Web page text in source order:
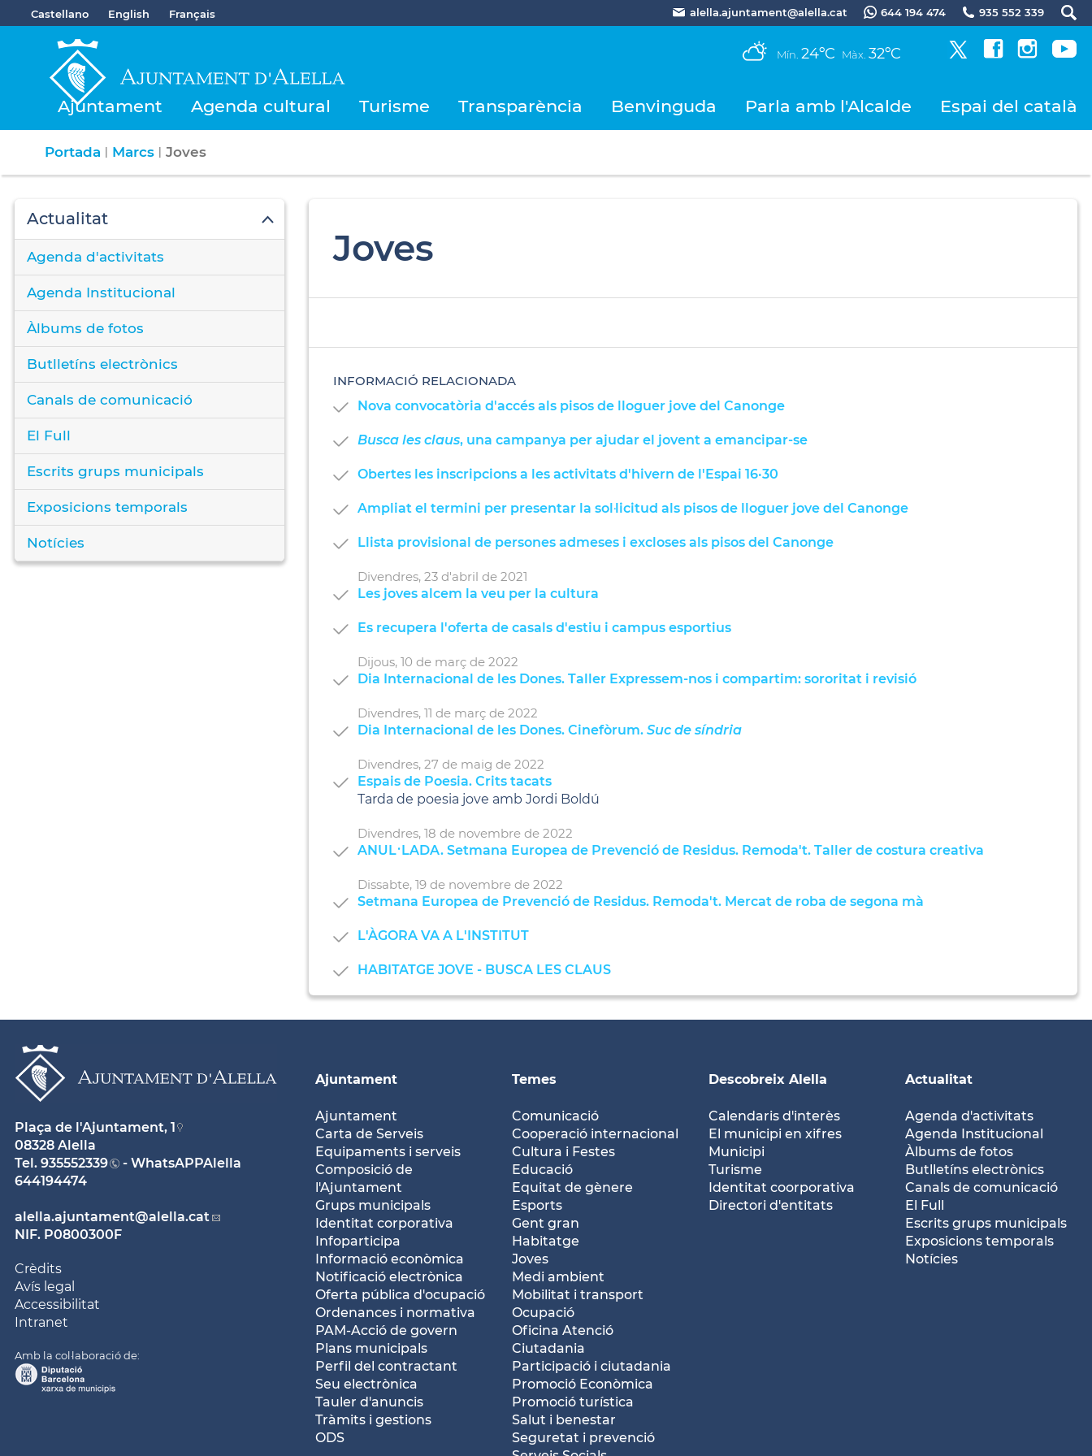
Castellano English Français alella.ajuntament@alella.cat 644 194 474 935 552 339
Mín. 24ºC Màx. 32ºC
Ajuntament Agenda cultural Turisme Transparència Benvinguda Parla amb l'Alcalde Espai del català
Portada | Marcs | Joves
Actualitat
Agenda d'activitats
Agenda Institucional
Àlbums de fotos
Butlletíns electrònics
Canals de comunicació
El Full
Escrits grups municipals
Exposicions temporals
Notícies
Joves
INFORMACIÓ RELACIONADA
Nova convocatòria d'accés als pisos de lloguer jove del Canonge
Busca les claus, una campanya per ajudar el jovent a emancipar-se
Obertes les inscripcions a les activitats d'hivern de l'Espai 16·30
Ampliat el termini per presentar la sol·licitud als pisos de lloguer jove del Canonge
Llista provisional de persones admeses i excloses als pisos del Canonge
Divendres, 23 d'abril de2021
Les joves alcem la veu per la cultura
Es recupera l'oferta de casals d'estiu i campus esportius
Dijous, 10 demarç de2022
Dia Internacional de les Dones. Taller Expressem-nos i compartim: sororitat i revisió
Divendres, 11 demarç de2022
Dia Internacional de les Dones. Cinefòrum. Suc de síndria
Divendres, 27 demaig de2022
Espais de Poesia. Crits tacats
Tarda de poesia jove amb Jordi Boldú
Divendres, 18 denovembre de2022
ANUL·LADA. Setmana Europea de Prevenció de Residus. Remoda't. Taller de costura creativa
Dissabte, 19 denovembre de2022
Setmana Europea de Prevenció de Residus. Remoda't. Mercat de roba de segona mà
L'ÀGORA VA A L'INSTITUT
HABITATGE JOVE - BUSCA LES CLAUS
Ajuntament
Ajuntament
Carta de Serveis
Equipaments i serveis
Composició de
l'Ajuntament
Grups municipals
Identitat corporativa
Infoparticipa
Informació econòmica
Notificació electrònica
Oferta pública d'ocupació
Ordenances i normativa
PAM-Acció de govern
Plans municipals
Perfil del contractant
Seu electrònica
Tauler d'anuncis
Tràmits i gestions
ODS
Temes
Comunicació
Cooperació internacional
Cultura i Festes
Educació
Equitat de gènere
Esports
Gent gran
Habitatge
Joves
Medi ambient
Mobilitat i transport
Ocupació
Oficina Atenció
Ciutadania
Participació i ciutadania
Promoció Econòmica
Promoció turística
Salut i benestar
Seguretat i prevenció
Descobreix Alella
Calendaris d'interès
El municipi en xifres
Municipi
Turisme
Identitat coorporativa
Directori d'entitats
Actualitat
Agenda d'activitats
Agenda Institucional
Àlbums de fotos
Butlletíns electrònics
Canals de comunicació
El Full
Escrits grups municipals
Exposicions temporals
Notícies
Plaça de l'Ajuntament, 1
08328 Alella
Tel. 935552339
- WhatsAPPAlella
644194474
alella.ajuntament@alella.cat
NIF. P0800300F
Crèdits
Avís legal
Accessibilitat
Intranet
Amb la col·laboració de: